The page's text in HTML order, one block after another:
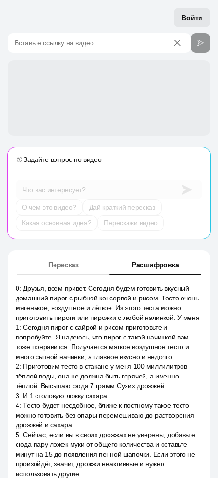
Войти
Вставьте ссылку на видео
Задайте вопрос по видео
Что вас интересует?
О чем это видео?
Дай краткий пересказ
Какая основная идея?
Перескажи видео
Пересказ Расшифровка
0: Друзья, всем привет. Сегодня будем готовить вкусный
домашний пирог с рыбной консервой и рисом. Тесто очень
мягенькое, воздушное и лёгкое. Из этого теста можно
приготовить пироги или пирожки с любой начинкой. У меня
1 :Сегодня пирог с сайрой и рисом приготовьте и
попробуйте. Я надеюсь, что пирог с такой начинкой вам
тоже понравится. Получается мягкое воздушное тесто и
много сытной начинки, а главное вкусно и недолго.
2: Приготовим тесто в стакане у меня 100 миллилитров
тёплой воды, она не должна быть горячей, а именно
тёплой. Высыпаю сюда 7 грамм Сухих дрожжей.
3: И 1 столовую ложку сахара.
4:Тесто будет несдобное, ближе к постному такое тесто
можно готовить без опары перемешиваю до растворения
дрожжей и сахара.
5:Сейчас, если вы в своих дрожжах не уверены, добавьте
сюда пару ложек муки от общего количества и оставьте
минут на 15 до появления пенной шапочки. Если этого не
произойдёт, значит, дрожжи неактивные и нужно
использовать другие.